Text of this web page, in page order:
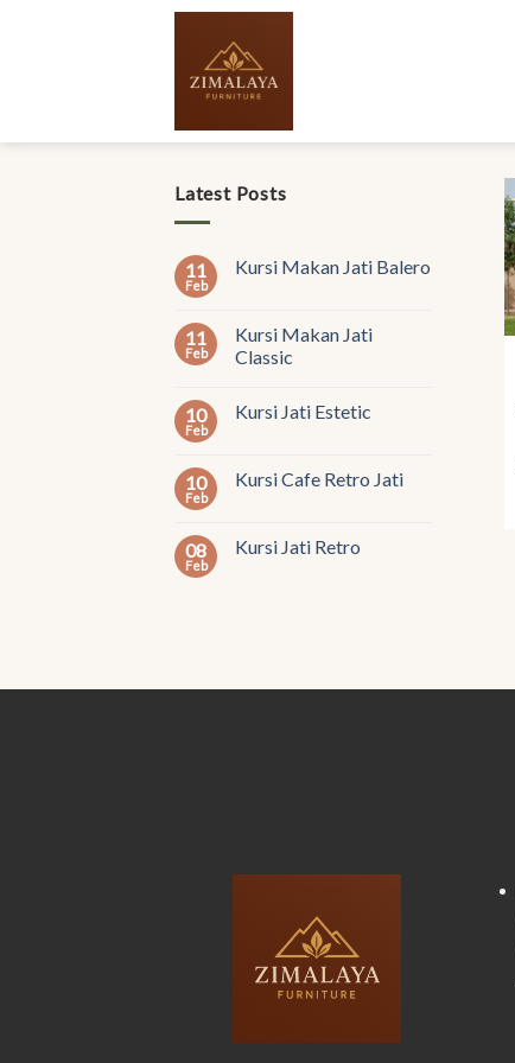
Latest Posts
11
Feb
Kursi Makan Jati Balero
11
Feb
Kursi Makan Jati
Classic
10
Feb
Kursi Jati Estetic
10
Feb
Kursi Cafe Retro Jati
08
Feb
Kursi Jati Retro